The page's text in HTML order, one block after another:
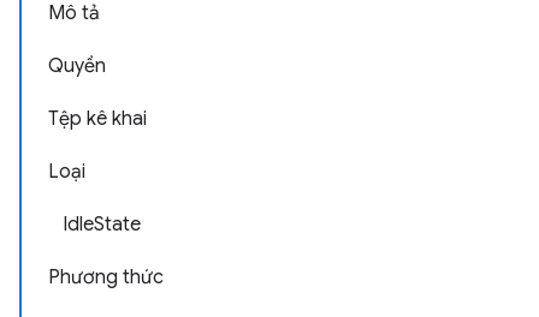
Mô tả
Quyền
Tệp kê khai
Loại
IdleState
Phương thức